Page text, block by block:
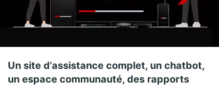
Un site d’assistance complet, un chatbot,
un espace communauté, des rapports